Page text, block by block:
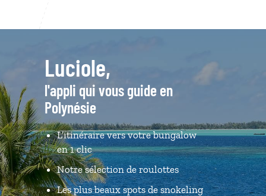
Luciole,
l'appli qui vous guide en
Polynésie
L’itinéraire vers votre bungalow
en 1 clic
Notre sélection de roulottes
Les plus beaux spots de snokeling